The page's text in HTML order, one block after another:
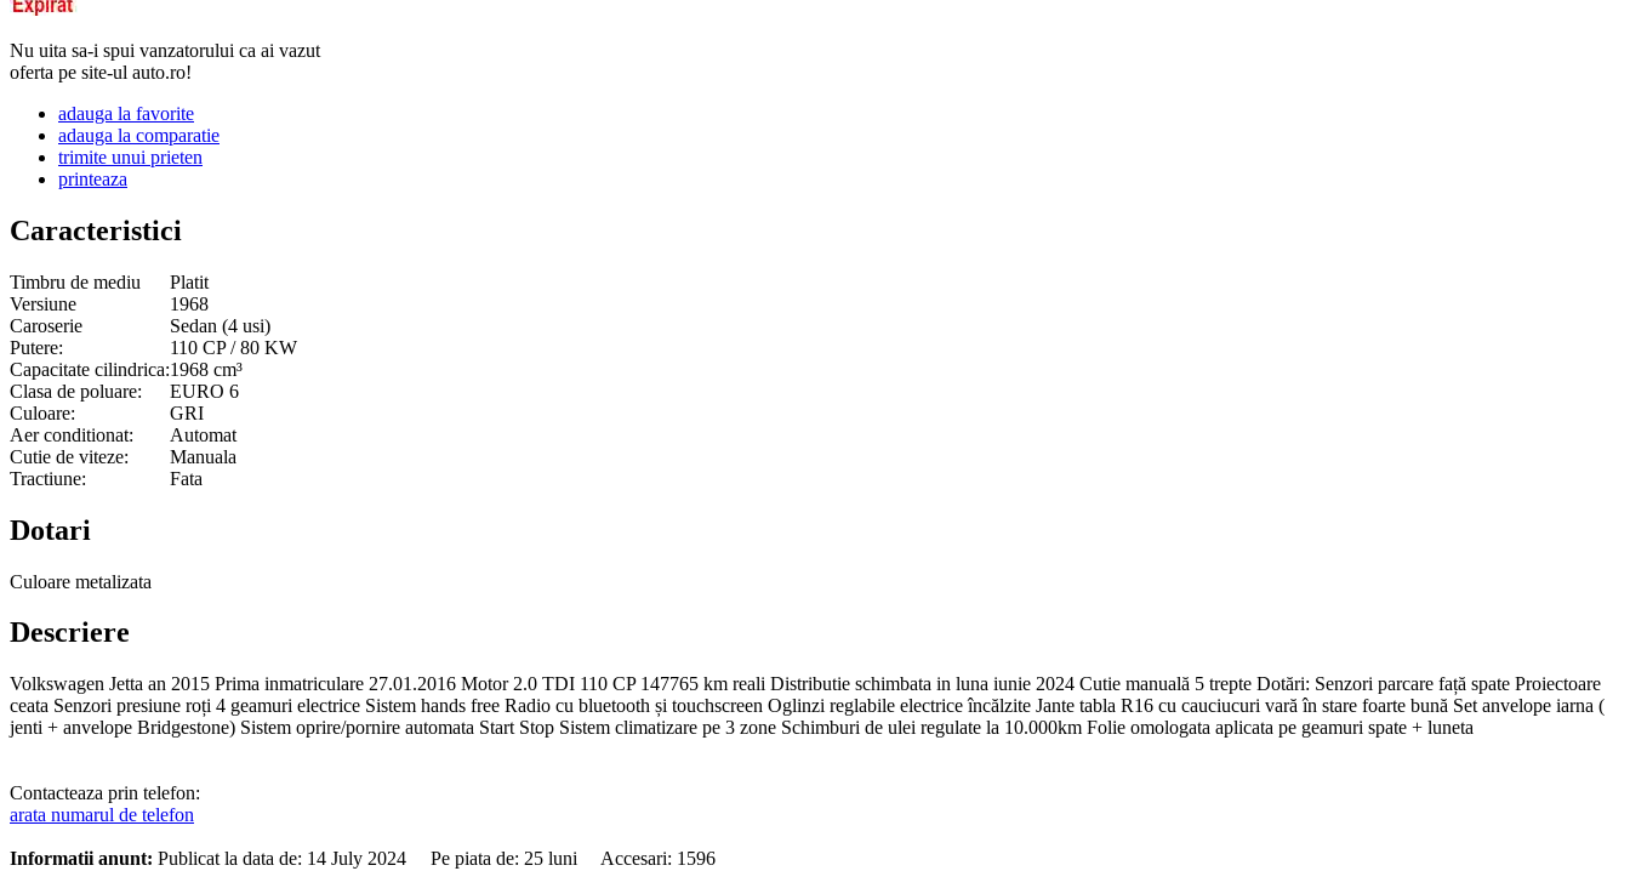
Nu uita sa-i spui vanzatorului ca ai vazut
oferta pe site-ul auto.ro!
adauga la favorite
adauga la comparatie
trimite unui prieten
printeaza
Caracteristici
Timbru de mediu
Platit
Versiune
1968
Caroserie
Sedan (4 usi)
Putere:
110 CP / 80 KW
Capacitate cilindrica:1968 cm³
Clasa de poluare:
EURO 6
Culoare:
GRI
Aer conditionat:
Automat
Cutie de viteze:
Manuala
Tractiune:
Fata
Dotari
Culoare metalizata
Descriere
Volkswagen Jetta an 2015 Prima inmatriculare 27.01.2016 Motor 2.0 TDI 110 CP 147765 km reali Distributie schimbata in luna iunie 2024 Cutie manuală 5 trepte Dotări: Senzori parcare față spate Proiectoare
ceata Senzori presiune roți 4 geamuri electrice Sistem hands free Radio cu bluetooth și touchscreen Oglinzi reglabile electrice încălzite Jante tabla R16 cu cauciucuri vară în stare foarte bună Set anvelope iarna (
jenti + anvelope Bridgestone) Sistem oprire/pornire automata Start Stop Sistem climatizare pe 3 zone Schimburi de ulei regulate la 10.000km Folie omologata aplicata pe geamuri spate + luneta
Contacteaza prin telefon:
arata numarul de telefon
Informatii anunt: Publicat la data de: 14 July 2024 Pe piata de: 25 luni Accesari: 1596